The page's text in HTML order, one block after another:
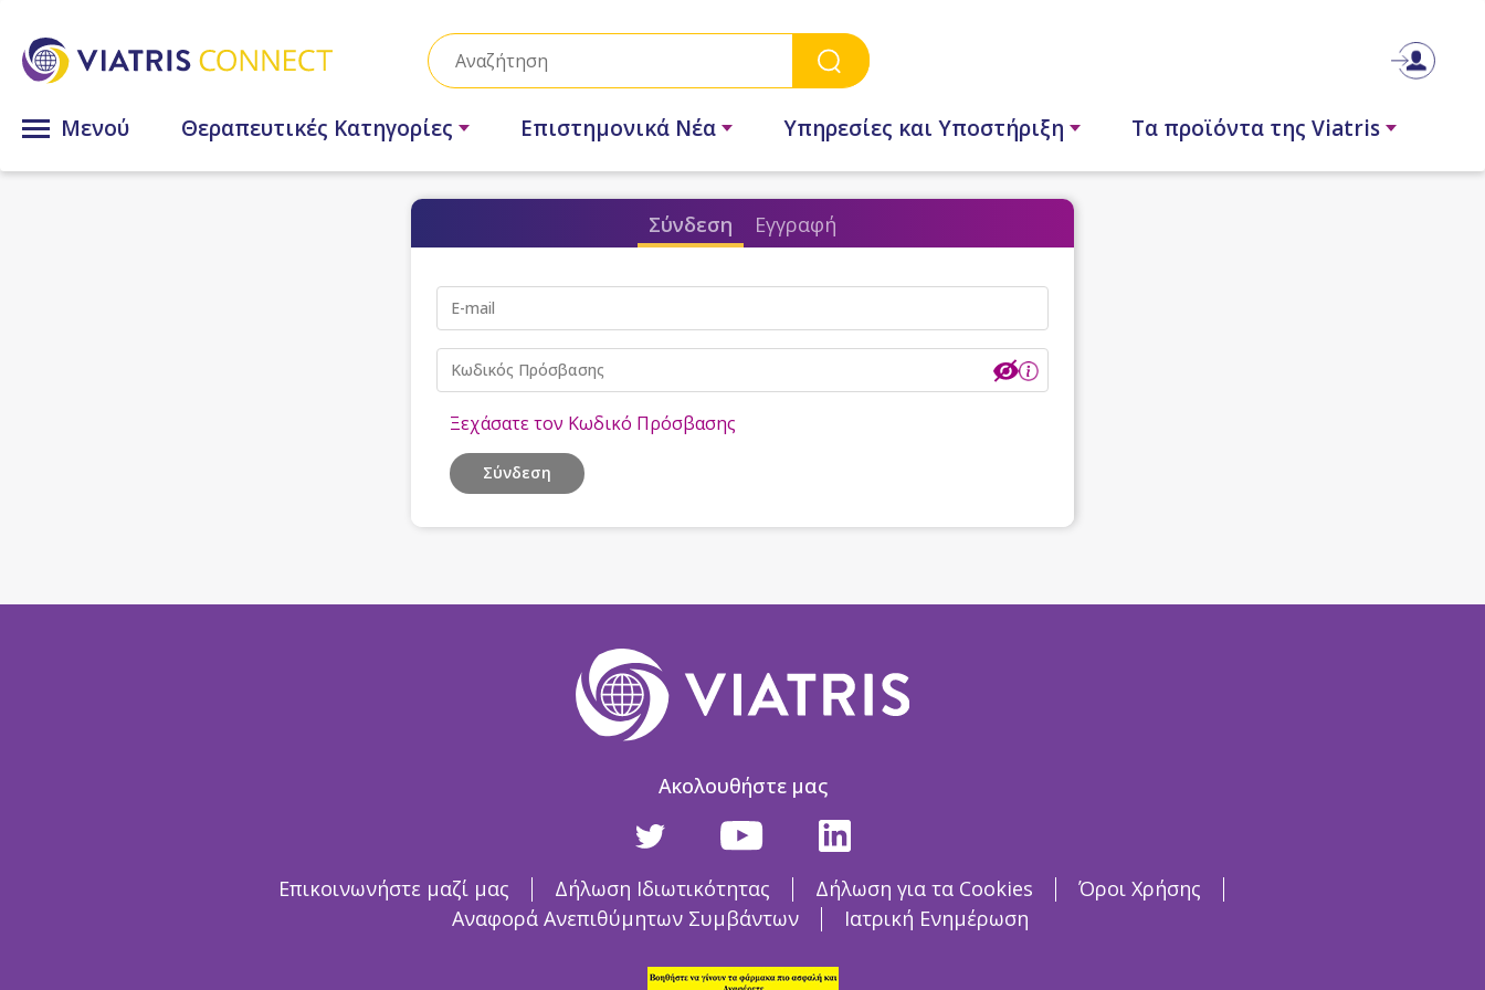
Μενού Θεραπευτικές Κατηγορίες Επιστημονικά Νέα Υπηρεσίες και Υποστήριξη Τα προϊόντα της Viatris
Σύνδεση Εγγραφή
E-mail
Κωδικός Πρόσβασης
Ξεχάσατε τον Κωδικό Πρόσβασης
Σύνδεση
Ακολουθήστε μας
Επικοινωνήστε μαζί μας Δήλωση Ιδιωτικότητας Δήλωση για τα Cookies
Όροι Χρήσης
Αναφορά Ανεπιθύμητων Συμβάντων
Ιατρική Ενημέρωση